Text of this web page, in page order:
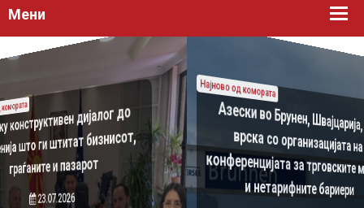
Мени
Најново од комората
Преку конструктивен дијалог до
решенија што ги штитат бизнисот,
граѓаните и пазарот
23.07.2026
Најново од комората
Азески во Брунен, Швајцарија, во
врска со организацијата на
конференцијата за трговските марки
и нетарифните бариери
„Chamber talks“ –
претседателот Азески
06.07.2026
Добра инфраструктура за раст на
меѓусебните бизнис релации
12.06.2026